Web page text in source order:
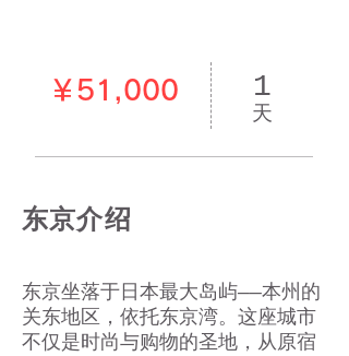
￥51,000 1
天
东京介绍
东京坐落于日本最大岛屿——本州的
关东地区，依托东京湾。这座城市
不仅是时尚与购物的圣地，从原宿